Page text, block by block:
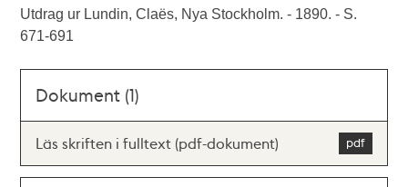
Utdrag ur Lundin, Claës, Nya Stockholm. - 1890. - S.
671-691
Dokument (1)
Läs skriften i fulltext (pdf-dokument)